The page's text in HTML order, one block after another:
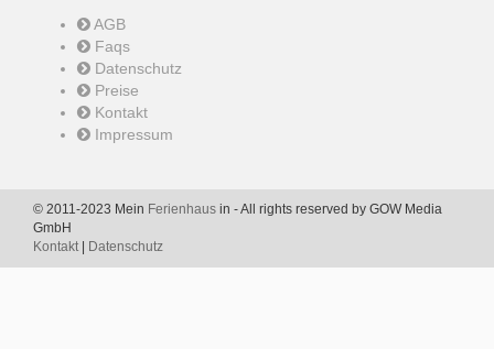
AGB
Faqs
Datenschutz
Preise
Kontakt
Impressum
© 2011-2023 Mein Ferienhaus in - All rights reserved by GOW Media
GmbH
Kontakt| Datenschutz